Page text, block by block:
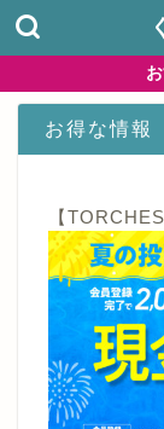
お得な情報
【